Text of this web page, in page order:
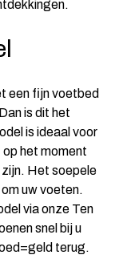
een fijn voetbed
is dit het
is ideaal voor
het moment
Het soepele
uw voeten.
via onze Ten
snel bij u
terug.